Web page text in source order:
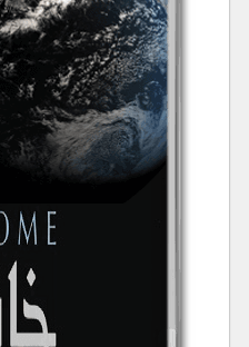
شناخت کودکان
طبیعت
علم و فناوری
فرهنگ / هنر
کیهان / نجوم
مستند های اختصاصی